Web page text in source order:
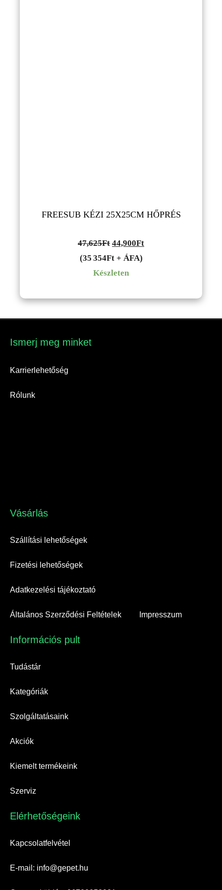
FREESUB KÉZI 25X25CM HŐPRÉS
47,625Ft Original
price
was:
44,900FtCurrent
(35 354Ft + ÁFA)
Készleten
Ismerj meg minket​
Karrierlehetőség
Rólunk
Vásárlás​
Szállítási lehetőségek
Fizetési lehetőségek
Adatkezelési tájékoztató
Általános Szerződési Feltételek Impresszum
Információs pult​
Tudástár
Kategóriák
Szolgáltatásaink
Akciók
Kiemelt termékeink
Szerviz
Elérhetőségeink​
Kapcsolatfelvétel
E-mail: info@gepet.hu